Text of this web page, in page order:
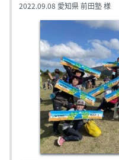
2022.09.08 愛知県 前田塾 様